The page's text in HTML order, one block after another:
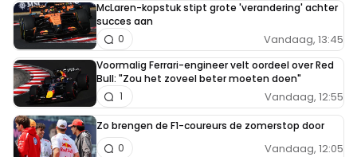
McLaren-kopstuk stipt grote 'verandering' achter
succes aan
Vandaag, 13:45
0
Voormalig Ferrari-engineer velt oordeel over Red
Bull: "Zou het zoveel beter moeten doen"
Vandaag, 12:55
1
Zo brengen de F1-coureurs de zomerstop door
Vandaag, 12:05
0